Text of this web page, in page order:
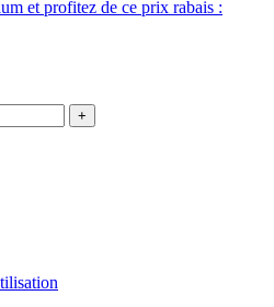
et profitez de ce prix rabais :
+